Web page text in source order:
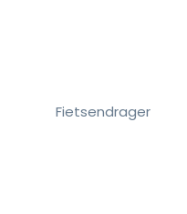
Fietsendrager